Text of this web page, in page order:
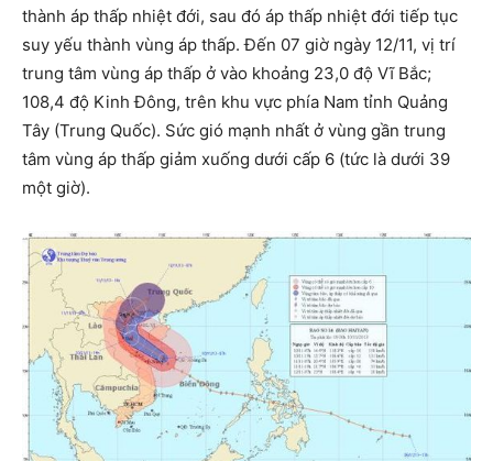
thành áp thấp nhiệt đới, sau đó áp thấp nhiệt đới tiếp tục
suy yếu thành vùng áp thấp. Đến 07 giờ ngày 12/11, vị trí
trung tâm vùng áp thấp ở vào khoảng 23,0 độ Vĩ Bắc;
108,4 độ Kinh Đông, trên khu vực phía Nam tỉnh Quảng
Tây (Trung Quốc). Sức gió mạnh nhất ở vùng gần trung
tâm vùng áp thấp giảm xuống dưới cấp 6 (tức là dưới 39
một giờ).